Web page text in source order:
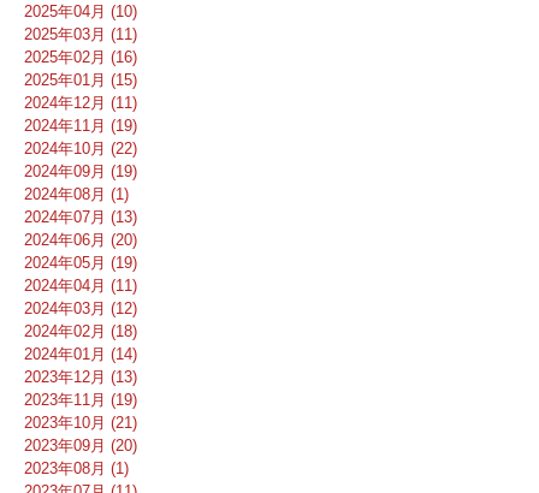
2025年04月 (10)
2025年03月 (11)
2025年02月 (16)
2025年01月 (15)
2024年12月 (11)
2024年11月 (19)
2024年10月 (22)
2024年09月 (19)
2024年08月 (1)
2024年07月 (13)
2024年06月 (20)
2024年05月 (19)
2024年04月 (11)
2024年03月 (12)
2024年02月 (18)
2024年01月 (14)
2023年12月 (13)
2023年11月 (19)
2023年10月 (21)
2023年09月 (20)
2023年08月 (1)